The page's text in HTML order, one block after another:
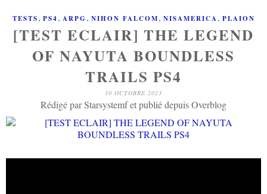
TESTS, PS4, ARPG , NIHON FALCOM, NISAMERICA, PLAION
[TEST ECLAIR] THE LEGEND
OF NAYUTA BOUNDLESS
TRAILS PS4
10 OCTOBRE 2023
Rédigé par Starsystemf et publié depuis Overblog